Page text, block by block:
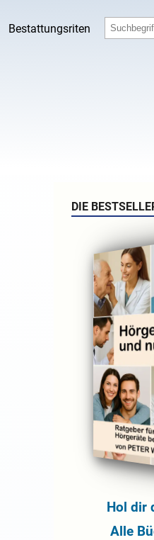
Bestattungsriten
DIE
Hol dir
Alle